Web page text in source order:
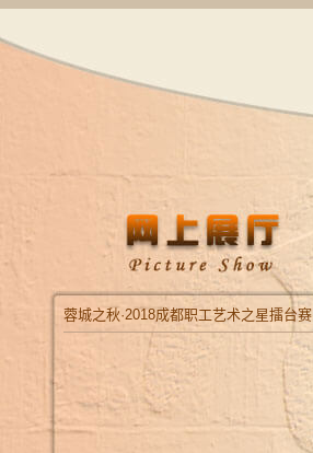
蓉城之秋·2018成都职工艺术之星擂台赛